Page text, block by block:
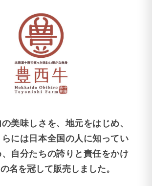
美味しさを、地元をはじめ、
には日本全国の人に知ってい
自分たちの誇りと責任をかけ
の名を冠して販売しました。